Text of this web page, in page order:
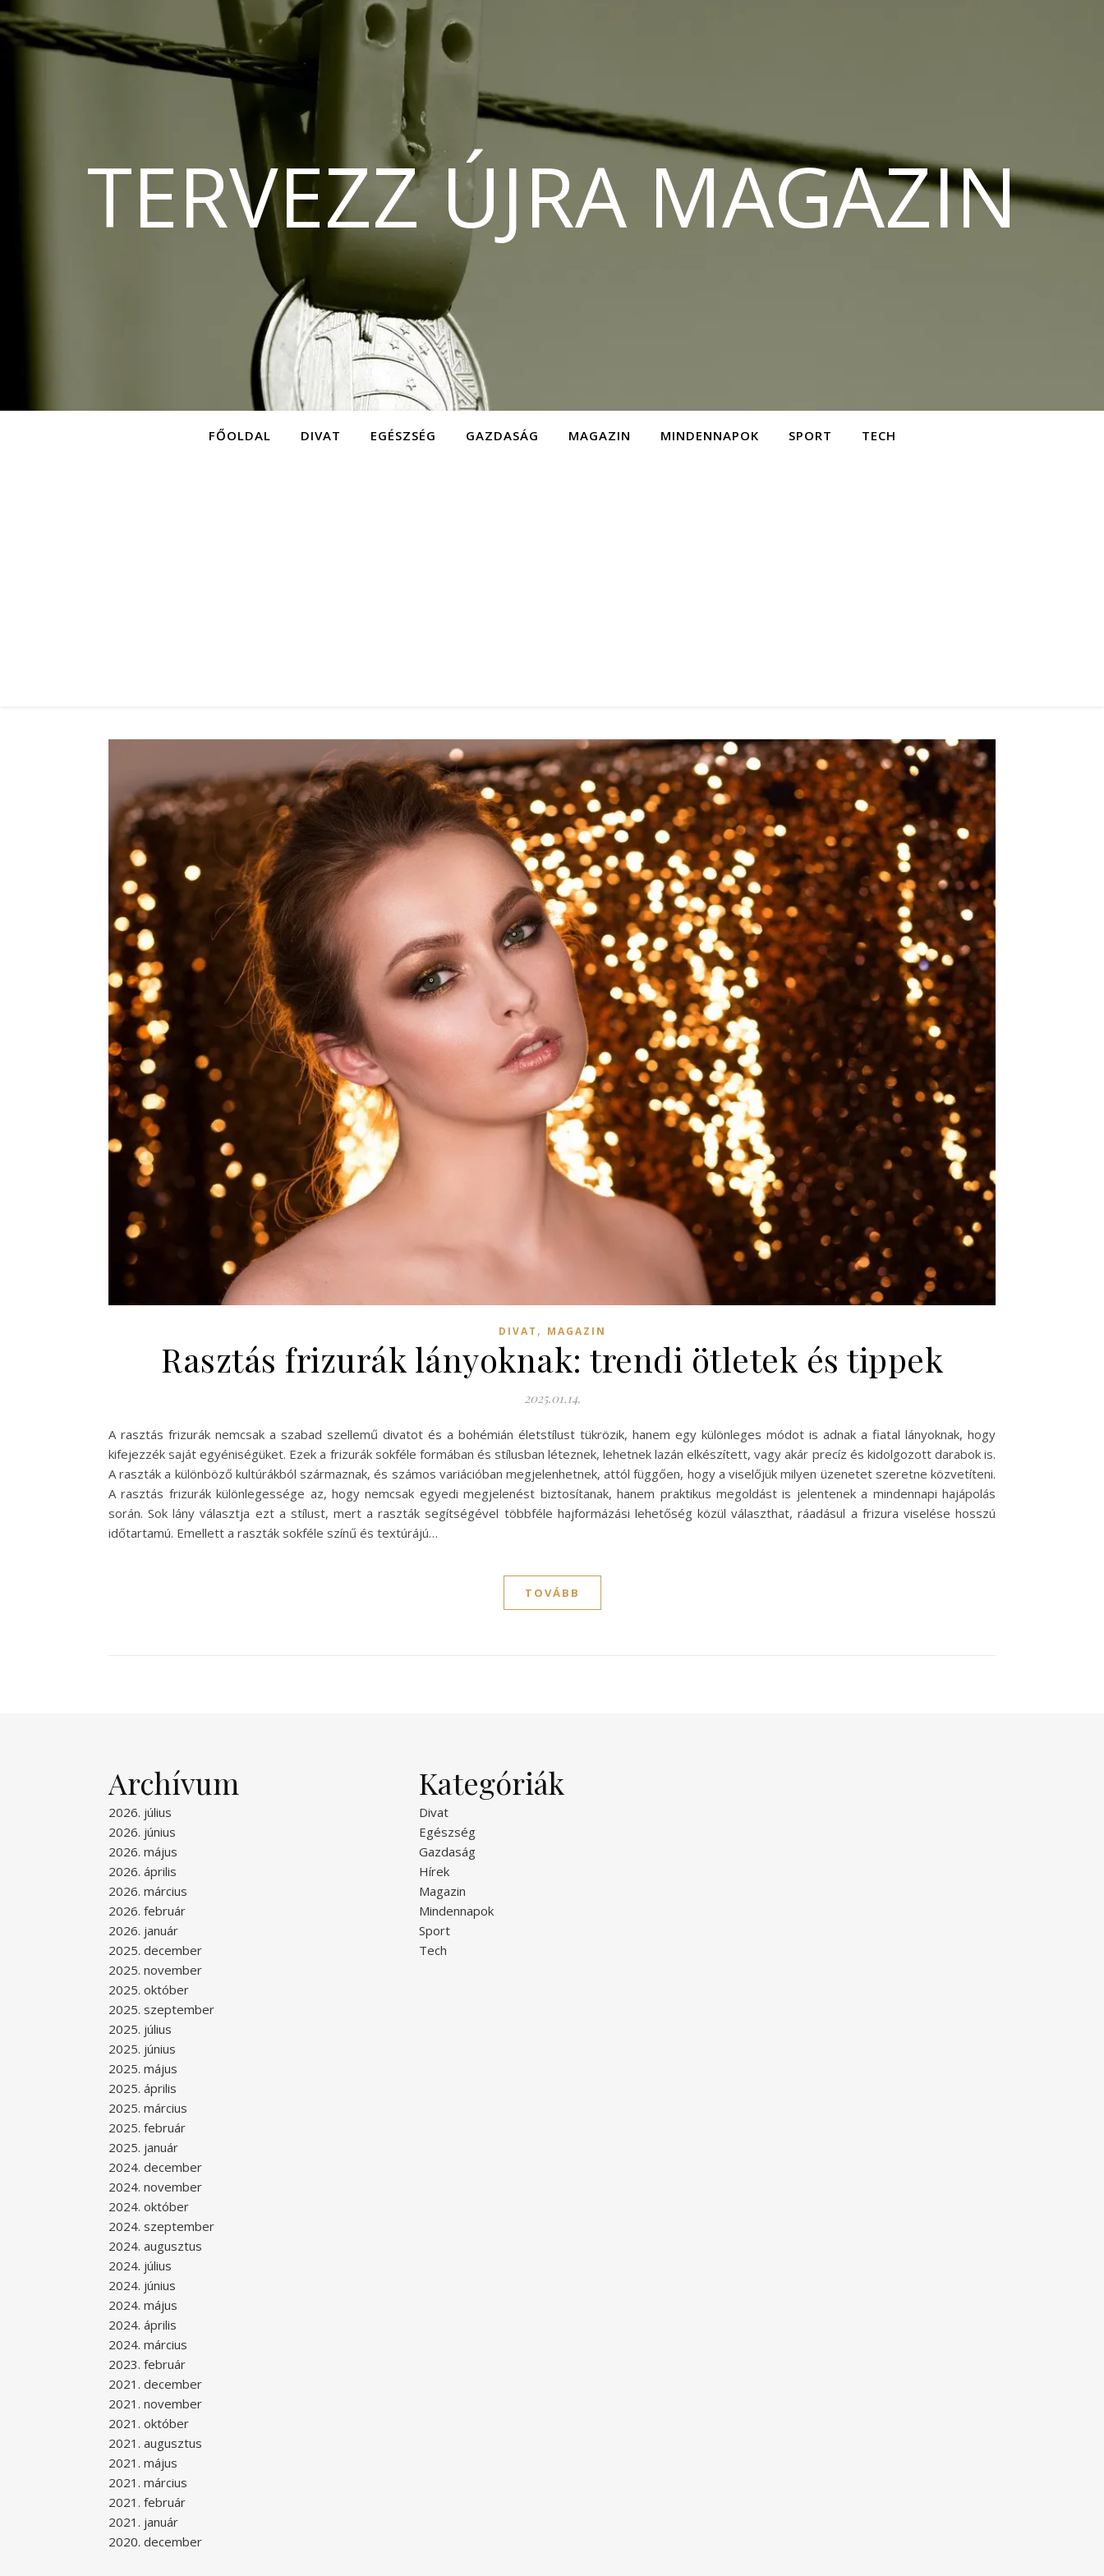
TERVEZZ ÚJRA MAGAZIN
FŐOLDAL DIVAT EGÉSZSÉG GAZDASÁG MAGAZIN MINDENNAPOK SPORT TECH
DIVAT , MAGAZIN
Rasztás frizurák lányoknak: trendi ötletek és tippek
2025.01.14.
A rasztás frizurák nemcsak a szabad szellemű divatot és a bohémián életstílust tükrözik, hanem egy különleges módot is adnak a fiatal lányoknak, hogy
kifejezzék saját egyéniségüket. Ezek a frizurák sokféle formában és stílusban léteznek, lehetnek lazán elkészített, vagy akár precíz és kidolgozott darabok is.
A raszták a különböző kultúrákból származnak, és számos variációban megjelenhetnek, attól függően, hogy a viselőjük milyen üzenetet szeretne közvetíteni.
A rasztás frizurák különlegessége az, hogy nemcsak egyedi megjelenést biztosítanak, hanem praktikus megoldást is jelentenek a mindennapi hajápolás
során. Sok lány választja ezt a stílust, mert a raszták segítségével többféle hajformázási lehetőség közül választhat, ráadásul a frizura viselése hosszú
időtartamú. Emellett a raszták sokféle színű és textúrájú…
TOVÁBB
Archívum
2026. július
2026. június
2026. május
2026. április
2026. március
2026. február
2026. január
2025. december
2025. november
2025. október
2025. szeptember
2025. július
2025. június
2025. május
2025. április
2025. március
2025. február
2025. január
2024. december
2024. november
2024. október
2024. szeptember
2024. augusztus
2024. július
2024. június
2024. május
2024. április
2024. március
2023. február
2021. december
2021. november
2021. október
2021. augusztus
2021. május
2021. március
2021. február
2021. január
2020. december
Kategóriák
Divat
Egészség
Gazdaság
Hírek
Magazin
Mindennapok
Sport
Tech